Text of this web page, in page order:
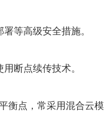
等高级安全措施。
断点续传技术。
衡点，常采用混合云模